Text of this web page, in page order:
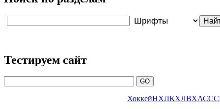
Тестируем сайт
ХоккейНХЛКХЛВХА